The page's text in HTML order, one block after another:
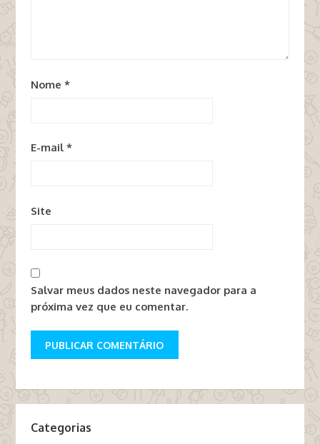
Nome *
E-mail *
Site
Salvar meus dados neste navegador para a
próxima vez que eu comentar.
Categorias